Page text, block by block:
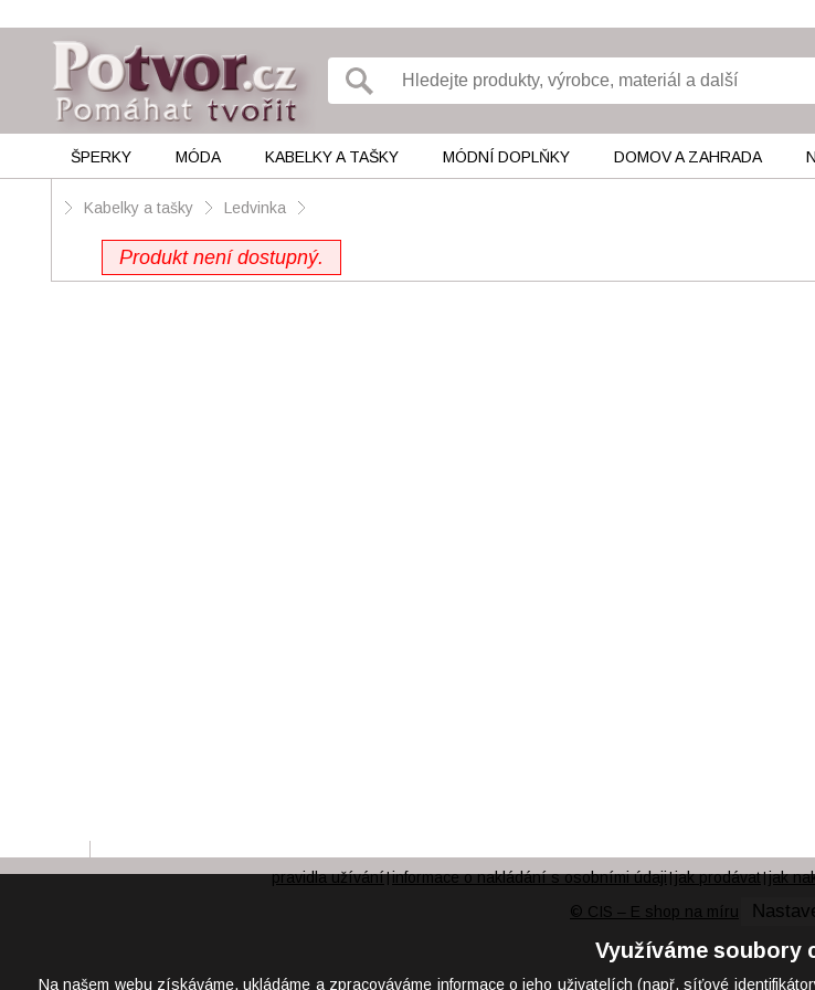
ŠPERKY MÓDA KABELKY A TAŠKY MÓDNÍ DOPLŇKY DOMOV A ZAHRADA
Kabelky a tašky Ledvinka
Produkt není dostupný.
pravidla užívání|informace o nakládání s osobními údaji|jak prodávat|jak
© CIS – E shop na míru
Využíváme soubory
Na našem webu získáváme, ukládáme a zpracováváme informace o jeho uživatelích (např. síťové